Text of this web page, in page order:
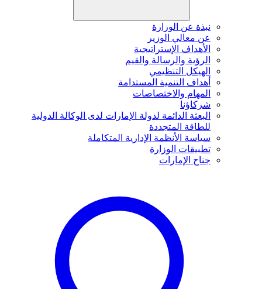
نبذة عن الوزارة
عن معالي الوزير
الأهداف الإستراتيجية
الرؤية والرسالة والقيم
الهيكل التنظيمي
أهداف التنمية المستدامة
المهام والاختصاصات
شركاؤنا
البعثة الدائمة لدولة الإمارات لدى الوكالة الدولية
للطاقة المتجددة
سياسة الأنظمة الإدارية المتكاملة
تطبيقات الوزارة
جناح الإمارات